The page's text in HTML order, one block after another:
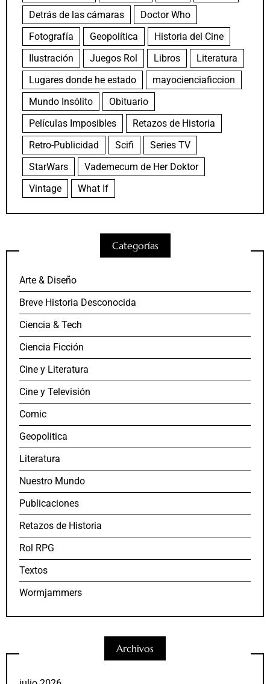
Detrás de las cámaras
Doctor Who
Fotografía
Geopolítica
Historia del Cine
Ilustración
Juegos Rol Libros
Literatura
Lugares donde he estado
mayocienciaficcion
Mundo Insólito
Obituario
Películas Imposibles
Retazos de Historia
Retro-Publicidad
Scifi
Series TV
StarWars
Vademecum de Her Doktor
Vintage
What If
Categorías
Arte & Diseño
Breve Historia Desconocida
Ciencia & Tech
Ciencia Ficción
Cine y Literatura
Cine y Televisión
Comic
Geopolitica
Literatura
Nuestro Mundo
Publicaciones
Retazos de Historia
Rol RPG
Textos
Wormjammers
Archivos